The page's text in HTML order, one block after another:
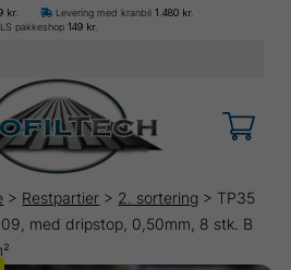
kr. Levering med kranbil 1.480 kr.
pakkeshop 149 kr.
> Restpartier > 2. sortering > TP35
med dripstop, 0,50mm, 8 stk. B